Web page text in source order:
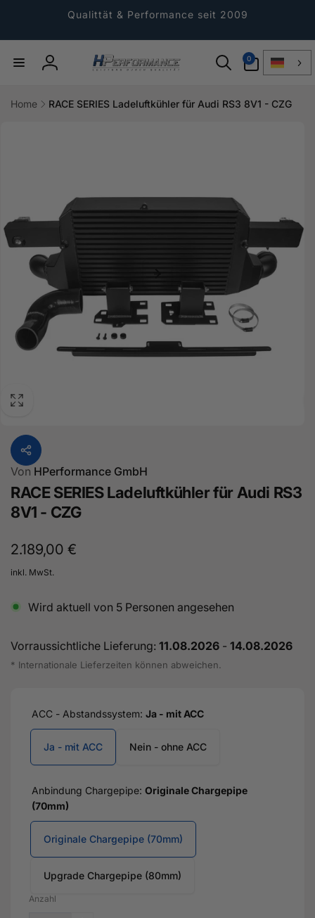
Qualittät & Performance seit 2009
Einloggen
0
Artikel
Home RACE SERIES Ladeluftkühler für Audi RS3 8V1 - CZG
Von HPerformance GmbH
RACE SERIES Ladeluftkühler für Audi RS3
8V1 - CZG
Normaler
Preis
2.189,00 €
inkl. MwSt.
Wird aktuell von 5 Personen angesehen
Vorraussichtliche Lieferung: 11.08.2026 - 14.08.2026
* Internationale Lieferzeiten können abweichen.
ACC - Abstandssystem: Ja - mit ACC
Ja - mit ACC Nein - ohne ACC
Anbindung Chargepipe: Originale Chargepipe
(70mm)
Originale Chargepipe (70mm)
Upgrade Chargepipe (80mm)
Anzahl